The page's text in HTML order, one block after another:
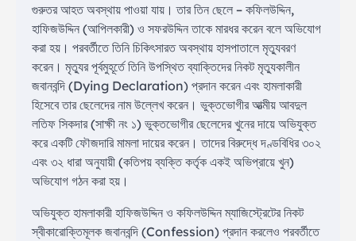
গুরুতর আহত অবস্থায় পাওয়া যায়। তার তিন ছেলে – কফিলউদ্দিন,
হাফিজউদ্দিন (আপিলকারী) ও সফরউদ্দিন তাকে মারধর করেন বলে অভিযোগ
করা হয়। পরবর্তীতে তিনি চিকিৎসারত অবস্থায় হাসপাতালে মৃত্যুবরণ
করেন। মৃত্যুর পূর্বমুহূর্তে তিনি উপস্থিত ব্যাক্তিদের নিকট মৃত্যুকালীন
জবানবন্দি (Dying Declaration) প্রদান করেন এবং হামলাকারী
হিসেবে তার ছেলেদের নাম উল্লেখ করেন। ভুক্তভোগীর আত্মীয় আবদুল
লতিফ সিকদার (সাক্ষী নং ১) ভুক্তভোগীর ছেলেদের খুনের দায়ে অভিযুক্ত
করে একটি ফৌজদারি মামলা দায়ের করেন। তাদের বিরুদ্ধে দণ্ডবিধির ৩০২
এবং ৩২ ধারা অনুযায়ী (কতিপয় ব্যক্তি কর্তৃক একই অভিপ্রায়ে খুন)
অভিযোগ গঠন করা হয়।
অভিযুক্ত হামলাকারী হাফিজউদ্দিন ও কফিলউদ্দিন ম্যাজিস্ট্রেটের নিকট
স্বীকারোক্তিমূলক জবানবন্দি (Confession) প্রদান করলেও পরবর্তীতে